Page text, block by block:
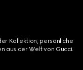
Kollektion, persönliche
aus der Welt von Gucci.